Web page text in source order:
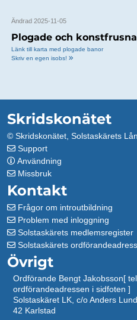
Ändrad 2025-11-05
Plogade och
Länk till karta med plogade banor
Skriv en egen isobs!
Skridskonätet
© Skridskonätet Solstaskärets
Support
Användning
Missbruk
Kontakt
Frågor om introutbildning
Problem med inloggning
Solstaskärets medlemsregister
Solstaskärets ordförandeadress
Övrigt
Ordförande Bengt Jakobsson[
ordförandeadressen i sidfoten ]
Solstaskäret LK, c/o Anders
42 Karlstad